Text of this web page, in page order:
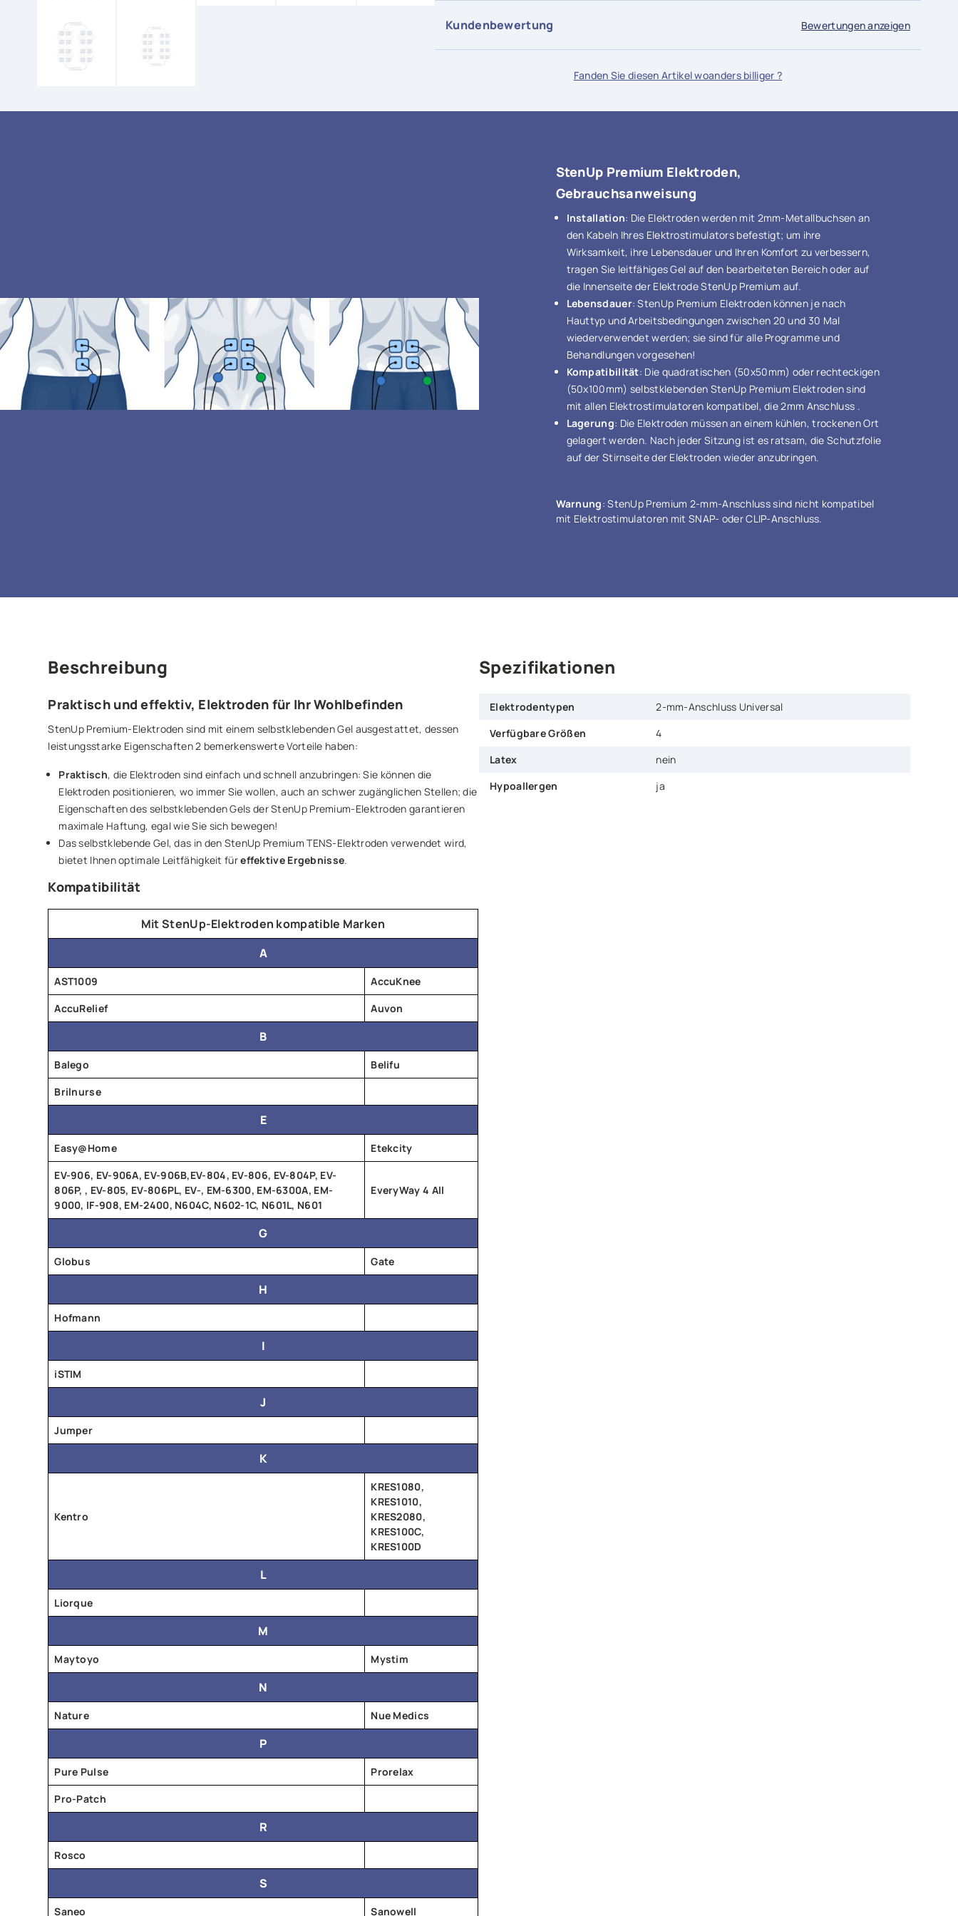
Mehr erfahren
Kundenbewertung Bewertungen anzeigen
Fanden Sie diesen Artikel woanders billiger ?
StenUp Premium Elektroden,
Gebrauchsanweisung
Installation: Die Elektroden werden mit 2mm-Metallbuchsen an
den Kabeln Ihres Elektrostimulators befestigt; um ihre
Wirksamkeit, ihre Lebensdauer und Ihren Komfort zu verbessern,
tragen Sie leitfähiges Gel auf den bearbeiteten Bereich oder auf
die Innenseite der Elektrode StenUp Premium auf.
Lebensdauer: StenUp Premium Elektroden können je nach
Hauttyp und Arbeitsbedingungen zwischen 20 und 30 Mal
wiederverwendet werden; sie sind für alle Programme und
Behandlungen vorgesehen!
Kompatibilität: Die quadratischen (50x50mm) oder rechteckigen
(50x100mm) selbstklebenden StenUp Premium Elektroden sind
mit allen Elektrostimulatoren kompatibel, die 2mm Anschluss .
Lagerung: Die Elektroden müssen an einem kühlen, trockenen Ort
gelagert werden. Nach jeder Sitzung ist es ratsam, die Schutzfolie
auf der Stirnseite der Elektroden wieder anzubringen.
Warnung: StenUp Premium 2-mm-Anschluss sind nicht kompatibel
mit Elektrostimulatoren mit SNAP- oder CLIP-Anschluss.
Beschreibung
Praktisch und effektiv, Elektroden für Ihr Wohlbefinden
StenUp Premium-Elektroden sind mit einem selbstklebenden Gel ausgestattet, dessen
leistungsstarke Eigenschaften 2 bemerkenswerte Vorteile haben:
Praktisch, die Elektroden sind einfach und schnell anzubringen: Sie können die
Elektroden positionieren, wo immer Sie wollen, auch an schwer zugänglichen Stellen; die
Eigenschaften des selbstklebenden Gels der StenUp Premium-Elektroden garantieren
maximale Haftung, egal wie Sie sich bewegen!
Das selbstklebende Gel, das in den StenUp Premium TENS-Elektroden verwendet wird,
bietet Ihnen optimale Leitfähigkeit füreffektive Ergebnisse.
Kompatibilität
Mit StenUp-Elektroden kompatible Marken
A
AST1009
AccuKnee
AccuRelief
Auvon
B
Balego
Belifu
Brilnurse
E
Easy@Home
Etekcity
EV-906, EV-906A, EV-906B,EV-804, EV-806, EV-804P, EV-
806P, , EV-805, EV-806PL, EV-, EM-6300, EM-6300A, EM-
9000, IF-908, EM-2400, N604C, N602-1C, N601L, N601
EveryWay 4 All
G
Globus Gate
H
Hofmann
I
iSTIM
J
Jumper
K
Kentro
KRES1080,
KRES1010,
KRES2080,
KRES100C,
KRES100D
L
Liorque
M
Maytoyo Mystim
N
Nature Nue Medics
P
Pure Pulse
Prorelax
Pro-Patch
R
Rosco
S
Saneo Sanowell
Spezifikationen
Elektrodentypen
2-mm-Anschluss Universal
Verfügbare Größen
4
Latex
nein
Hypoallergen
ja